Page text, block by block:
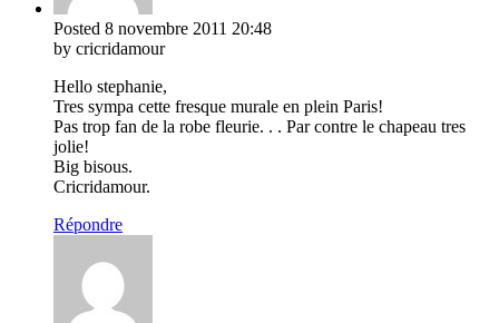
Posted 8 novembre 2011 20:48
by cricridamour
Hello stephanie,
Tres sympa cette fresque murale en plein Paris!
Pas trop fan de la robe fleurie. . . Par contre le chapeau tres
jolie!
Big bisous.
Cricridamour.
Répondre